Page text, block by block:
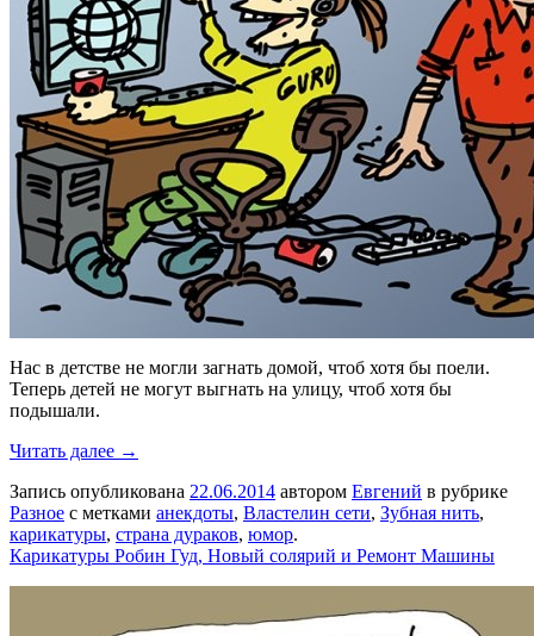
Нас в детстве не могли загнать домой, чтоб хотя бы поели.
Теперь детей не могут выгнать на улицу, чтоб хотя бы
подышали.
Читать далее →
Запись опубликована 22.06.2014 автором Евгений в рубрике
Разное с метками анекдоты, Властелин сети, Зубная нить,
карикатуры, страна дураков, юмор.
Карикатуры Робин Гуд, Новый солярий и Ремонт Машины